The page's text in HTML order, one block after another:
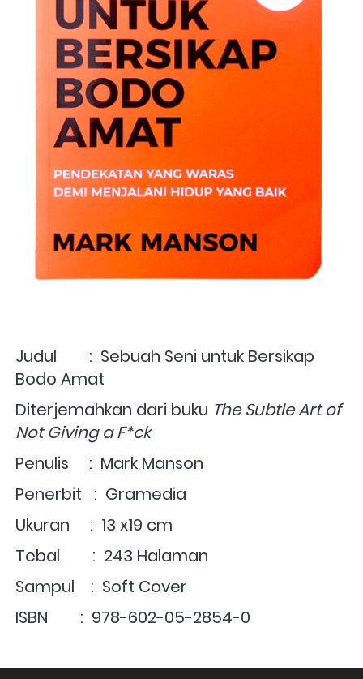
Judul        :  Sebuah Seni untuk Bersikap
Bodo Amat
Diterjemahkan dari buku The Subtle Art of
Not Giving a F*ck
Penulis     :  Mark Manson
Penerbit   :  Gramedia
Ukuran     : 13 x19 cm
Tebal        :  243 Halaman
Sampul    :  Soft Cover
ISBN        : 978-602-05-2854-0